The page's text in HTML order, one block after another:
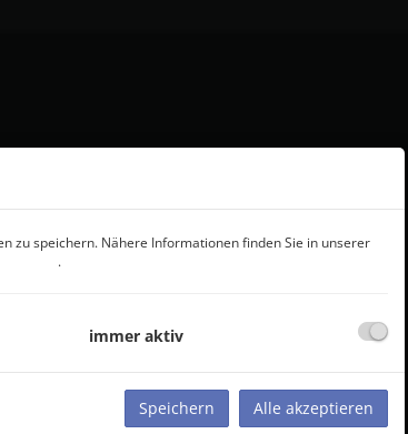
zu speichern. Nähere Informationen finden Sie in unserer
.
immer aktiv
Speichern Alle akzeptieren